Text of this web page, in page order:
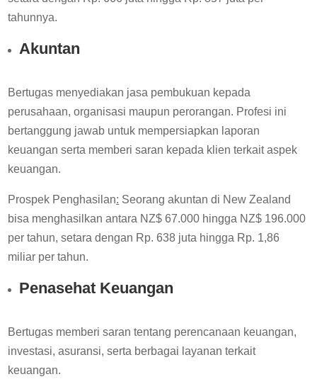
tahunnya.
Akuntan
Bertugas menyediakan jasa pembukuan kepada
perusahaan, organisasi maupun perorangan. Profesi ini
bertanggung jawab untuk mempersiapkan laporan
keuangan serta memberi saran kepada klien terkait aspek
keuangan.
Prospek Penghasilan: Seorang akuntan di New Zealand
bisa menghasilkan antara NZ$ 67.000 hingga NZ$ 196.000
per tahun, setara dengan Rp. 638 juta hingga Rp. 1,86
miliar per tahun.
Penasehat Keuangan
Bertugas memberi saran tentang perencanaan keuangan,
investasi, asuransi, serta berbagai layanan terkait
keuangan.